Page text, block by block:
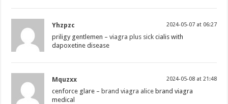
Yhzpzc 2024-05-07 at 06:27
priligy gentlemen –viagra plus sick cialis with
dapoxetine disease
Mquzxx 2024-05-08 at 21:48
cenforce glare – brand viagra alice brand viagra
medical